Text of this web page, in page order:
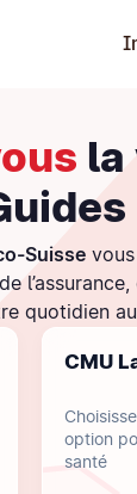
la
Suisse
quotidien
CMU
option
santé